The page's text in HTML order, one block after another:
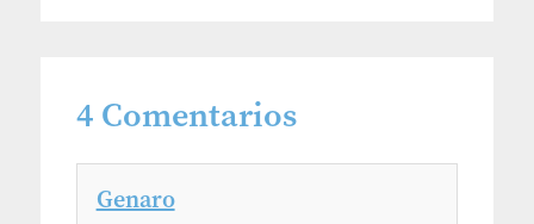
4 Comentarios
Genaro